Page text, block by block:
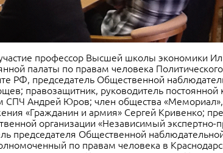
профессор Высшей школы экономики
палаты по правам человека Политического
РФ, председатель Общественной
правозащитник, руководитель постоянной
СПЧ Андрей Юров; член общества
«Гражданин и армия» Сергей Кривенко;
организации «Независимый экспертно-
председателя Общественной
по правам человека в